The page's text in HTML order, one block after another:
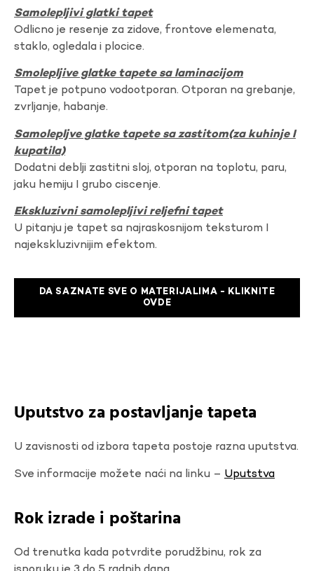
Samolepljivi glatki tapet
Odlicno je resenje za zidove, frontove elemenata,
staklo, ogledala i plocice.
Smolepljive glatke tapete sa laminacijom
Tapet je potpuno vodootporan. Otporan na grebanje,
zvrljanje, habanje.
Samolepljve glatke tapete sa zastitom(za kuhinje I
kupatila)
Dodatni deblji zastitni sloj, otporan na toplotu, paru,
jaku hemiju I grubo ciscenje.
Ekskluzivni samolepljivi reljefni tapet
U pitanju je tapet sa najraskosnijom teksturom I
najekskluzivnijim efektom.
DA SAZNATE SVE O MATERIJALIMA - KLIKNITE
OVDE
Uputstvo za postavljanje tapeta
U zavisnosti od izbora tapeta postoje razna uputstva.
Sve informacije možete naći na linku – Uputstva
Rok izrade i poštarina
Od trenutka kada potvrdite porudžbinu, rok za